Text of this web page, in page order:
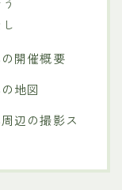
開催概要
地図
辺の撮影ス